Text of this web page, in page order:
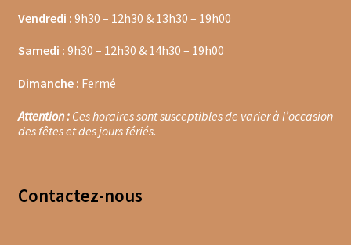
Vendredi : 9h30 – 12h30 & 13h30 – 19h00
Samedi : 9h30 – 12h30 & 14h30 – 19h00
Dimanche : Fermé
Attention :Ces horaires sont susceptibles de varier à l’occasion
des fêtes et des jours fériés.
Contactez-nous